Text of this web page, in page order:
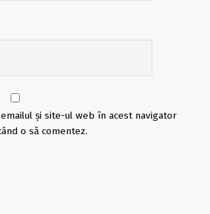
și site-ul web în acest navigator
o să comentez.